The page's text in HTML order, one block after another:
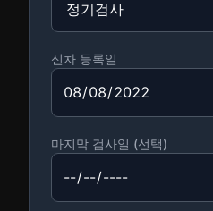
신차 등록일
마지막 검사일 (선택)